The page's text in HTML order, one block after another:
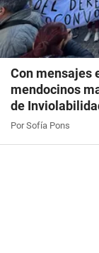
Con mensajes
mendocinos
de
Por Sofía Pons